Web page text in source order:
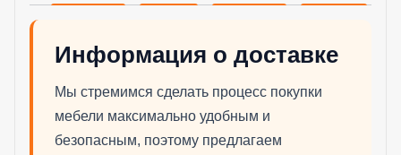
Информация о доставке
Мы стремимся сделать процесс покупки
мебели максимально удобным и
безопасным, поэтому предлагаем